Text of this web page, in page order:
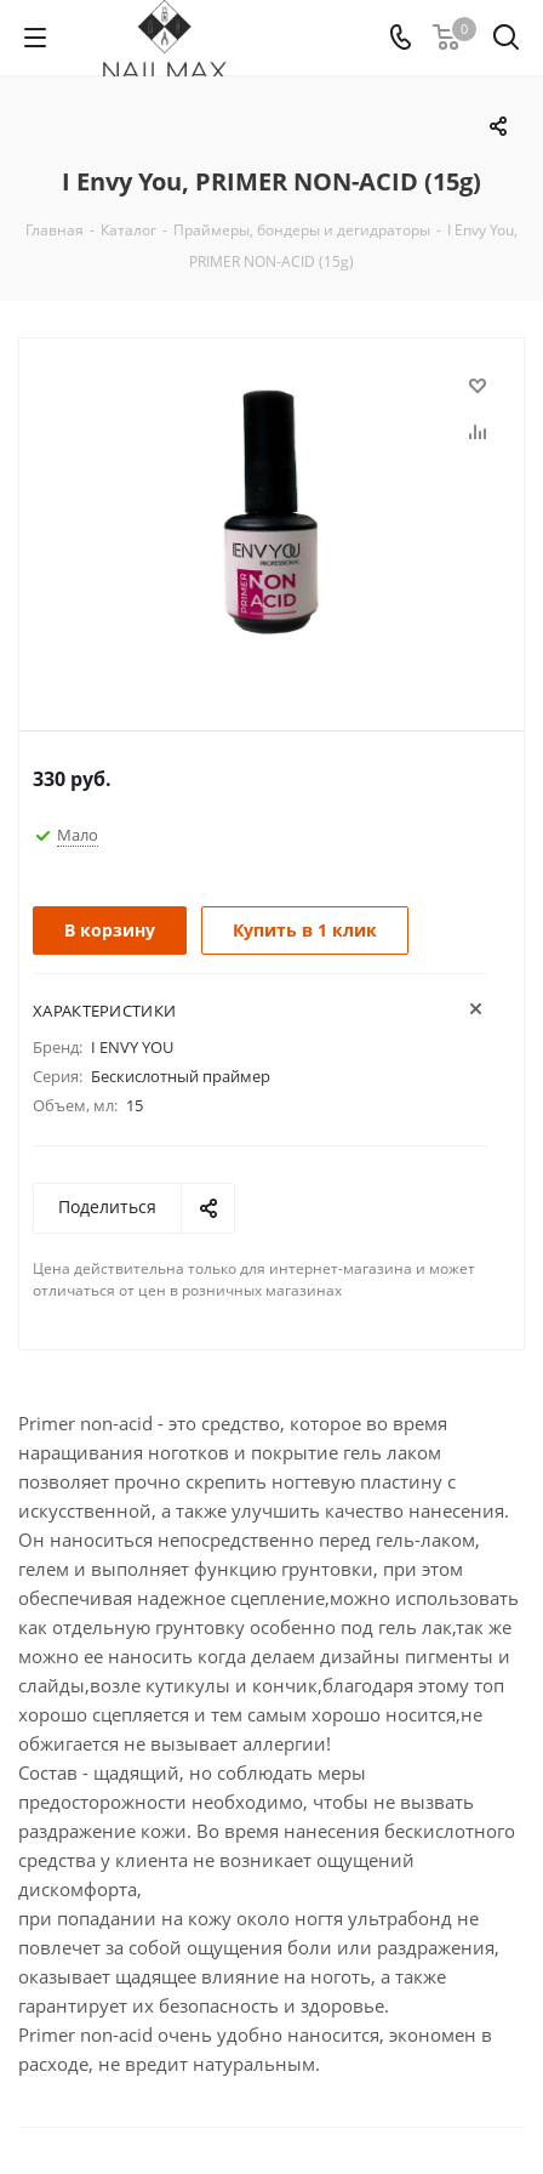
0
I Envy You, PRIMER NON-ACID (15g)
Главная - Каталог - Праймеры, бондеры и дегидраторы - I Envy You,
PRIMER NON-ACID (15g)
330 руб.
Мало
В корзину Купить в 1 клик
ХАРАКТЕРИСТИКИ
Бренд: I ENVY YOU
Серия: Бескислотный праймер
Объем, мл: 15
Поделиться
Цена действительна только для интернет-магазина и может
отличаться от цен в розничных магазинах
Primer non-acid - это средство, которое во время
наращивания ноготков и покрытие гель лаком
позволяет прочно скрепить ногтевую пластину с
искусственной, а также улучшить качество нанесения.
Он наноситься непосредственно перед гель-лаком,
гелем и выполняет функцию грунтовки, при этом
обеспечивая надежное сцепление,можно использовать
как отдельную грунтовку особенно под гель лак,так же
можно ее наносить когда делаем дизайны пигменты и
слайды,возле кутикулы и кончик,благодаря этому топ
хорошо сцепляется и тем самым хорошо носится,не
обжигается не вызывает аллергии!
Состав - щадящий, но соблюдать меры
предосторожности необходимо, чтобы не вызвать
раздражение кожи. Во время нанесения бескислотного
средства у клиента не возникает ощущений
дискомфорта,
при попадании на кожу около ногтя ультрабонд не
повлечет за собой ощущения боли или раздражения,
оказывает щадящее влияние на ноготь, а также
гарантирует их безопасность и здоровье.
Primer non-acid очень удобно наносится, экономен в
расходе, не вредит натуральным.